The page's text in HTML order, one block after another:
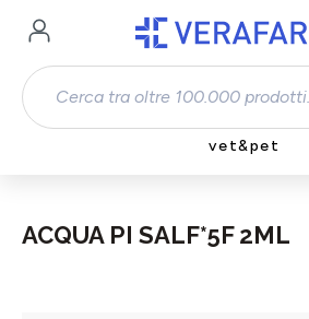
Passa al contenuto principale
vet&pet
ACQUA PI SALF*5F 2ML